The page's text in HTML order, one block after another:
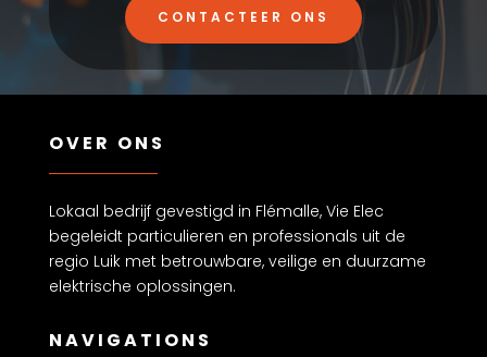
CONTACTEER ONS
OVER ONS
Lokaal bedrijf gevestigd in Flémalle, Vie Elec
begeleidt particulieren en professionals uit de
regio Luik met betrouwbare, veilige en duurzame
elektrische oplossingen.
NAVIGATIONS